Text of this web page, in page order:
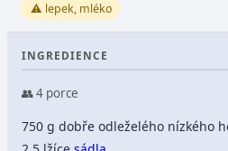
⚠️ lepek, mléko
INGREDIENCE
👥 4 porce
750 g dobře odleželého nízkého